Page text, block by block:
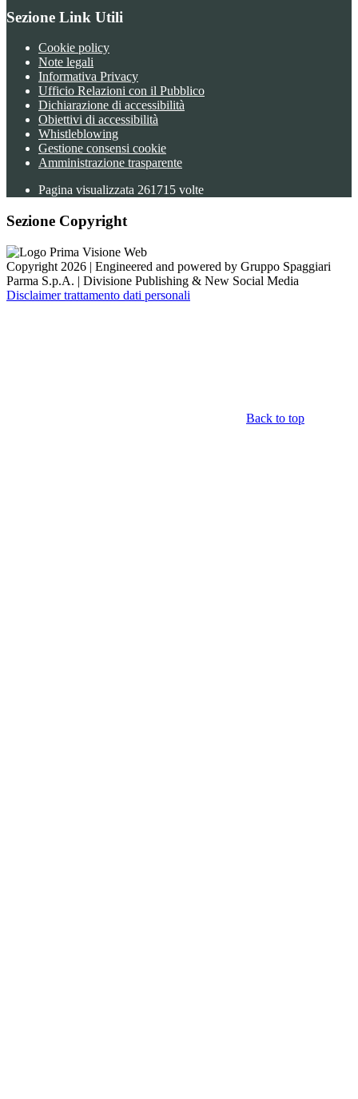
Sezione Link Utili
Cookie policy
Note legali
Informativa Privacy
Ufficio Relazioni con il Pubblico
Dichiarazione di accessibilità
Obiettivi di accessibilità
Whistleblowing
Gestione consensi cookie
Amministrazione trasparente
Pagina visualizzata 261715 volte
Sezione Copyright
Copyright 2026 | Engineered and powered by Gruppo Spaggiari
Parma S.p.A. | Divisione Publishing & New Social Media
Disclaimer trattamento dati personali
Back to top